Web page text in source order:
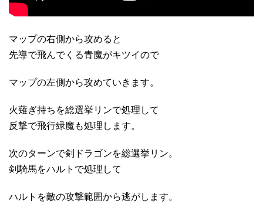
マップの右側から攻めると
先導で飛んでくる青魔がキツイので
マップの左側から攻めていきます。
火薙ぎ持ちを総選挙リンで処理して
反撃で飛行緑魔も処理します。
次のターンで剣ドラゴンを総選挙リン。
剣騎馬をハルトで処理して
ハルトを敵の攻撃範囲から逃がします。